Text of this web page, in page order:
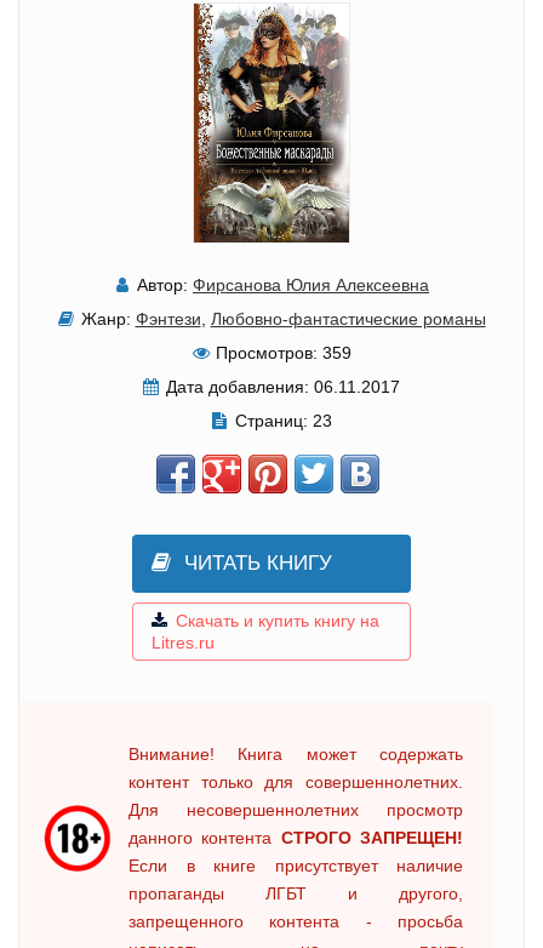
Автор: Фирсанова Юлия Алексеевна
Жанр: Фэнтези
Любовно-фантастические романы
Просмотров: 359
Дата добавления: 06.11.2017
Страниц: 23
ЧИТАТЬ КНИГУ
Скачать и купить книгу на
Litres.ru
Внимание! Книга может содержать
контент только для совершеннолетних.
Для несовершеннолетних просмотр
данного контента СТРОГО ЗАПРЕЩЕН!
Если в книге присутствует наличие
пропаганды ЛГБТ и другого,
запрещенного контента - просьба